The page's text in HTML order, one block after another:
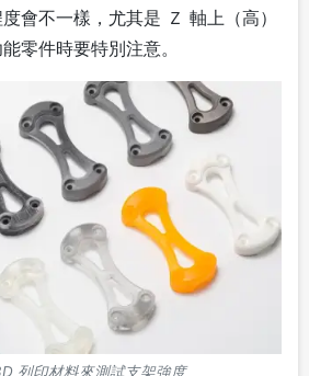
會不一樣，尤其是 Ｚ 軸上（高）
零件時要特別注意。
列印材料來測試支架強度